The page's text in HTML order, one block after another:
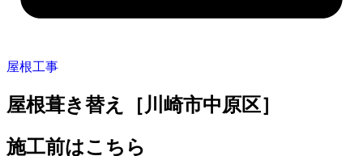
屋根工事
屋根葺き替え［川崎市中原区］
施工前はこちら